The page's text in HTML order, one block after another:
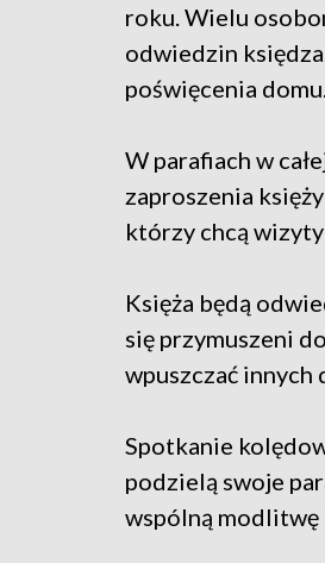
roku. Wielu
odwiedzin
poświęcenia domu.
W parafiach w
zaproszenia
którzy chcą
Księża będą
się przymuszeni
wpuszczać innych
Spotkanie
podzielą swoje
wspólną modlitwę